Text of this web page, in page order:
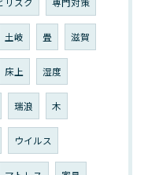
土岐 畳 滋賀
床上 湿度
瑞浪 木
ウイルス